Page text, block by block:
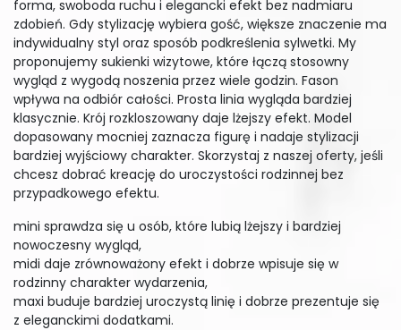
forma, swoboda ruchu i elegancki efekt bez nadmiaru
zdobień. Gdy stylizację wybiera gość, większe znaczenie ma
indywidualny styl oraz sposób podkreślenia sylwetki. My
proponujemy sukienki wizytowe, które łączą stosowny
wygląd z wygodą noszenia przez wiele godzin. Fason
wpływa na odbiór całości. Prosta linia wygląda bardziej
klasycznie. Krój rozkloszowany daje lżejszy efekt. Model
dopasowany mocniej zaznacza figurę i nadaje stylizacji
bardziej wyjściowy charakter. Skorzystaj z naszej oferty, jeśli
chcesz dobrać kreację do uroczystości rodzinnej bez
przypadkowego efektu.
mini sprawdza się u osób, które lubią lżejszy i bardziej
nowoczesny wygląd,
midi daje zrównoważony efekt i dobrze wpisuje się w
rodzinny charakter wydarzenia,
maxi buduje bardziej uroczystą linię i dobrze prezentuje się
z eleganckimi dodatkami.